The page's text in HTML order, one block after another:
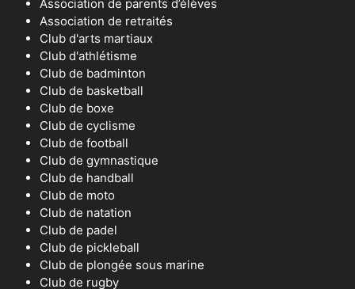
Association de parents d’élèves
Association de retraités
Club d'arts martiaux
Club d'athlétisme
Club de badminton
Club de basketball
Club de boxe
Club de cyclisme
Club de football
Club de gymnastique
Club de handball
Club de moto
Club de natation
Club de padel
Club de pickleball
Club de plongée sous marine
Club de rugby